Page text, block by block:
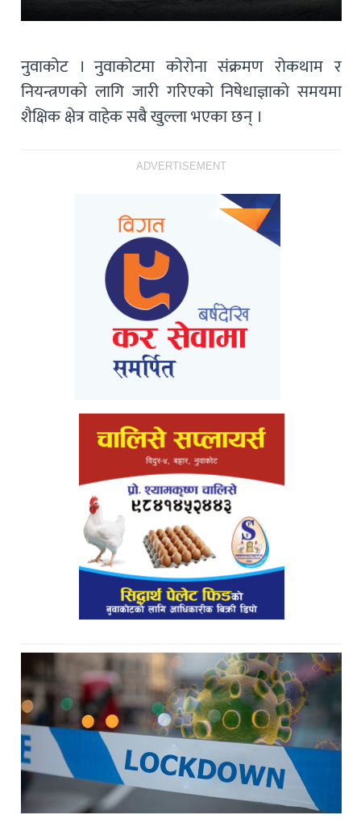
नुवाकोट । नुवाकोटमा कोरोना संक्रमण रोकथाम र
नियन्त्रणको लागि जारी गरिएको निषेधाज्ञाको समयमा
शैक्षिक क्षेत्र वाहेक सबै खुल्ला भएका छन् ।
ADVERTISEMENT